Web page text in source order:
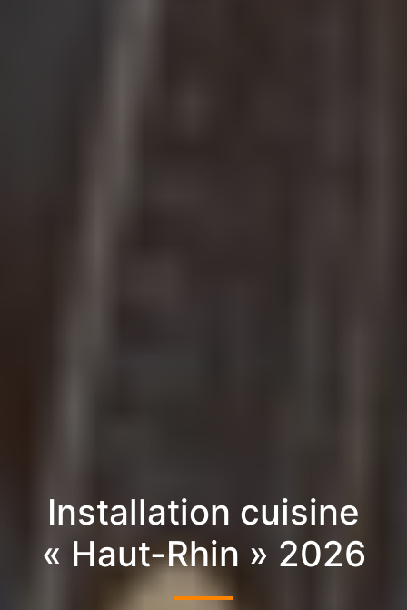
Installation cuisine
« Haut-Rhin » 2026